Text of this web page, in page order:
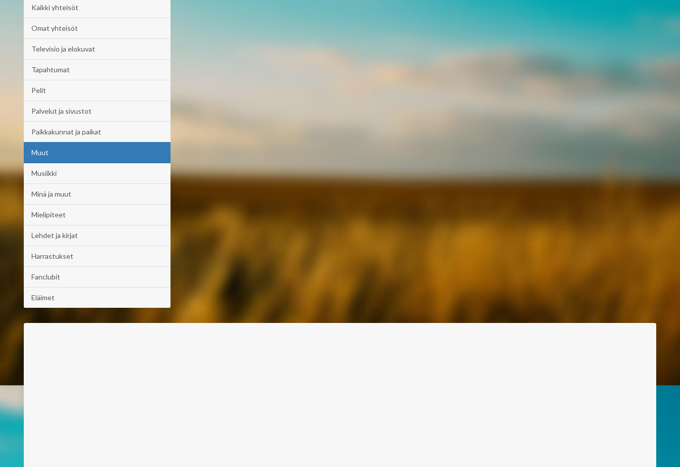
Kaikki yhteisöt
Omat yhteisöt
Televisio ja elokuvat
Tapahtumat
Pelit
Palvelut ja sivustot
Paikkakunnat ja paikat
Muut
Musiikki
Minä ja muut
Mielipiteet
Lehdet ja kirjat
Harrastukset
Fanclubit
Eläimet